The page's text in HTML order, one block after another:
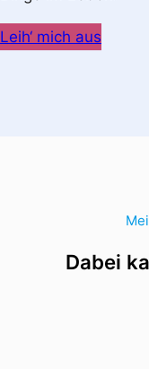
Leih‘ mich aus
Dabei